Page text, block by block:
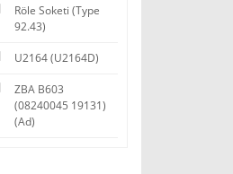
Röle Soketi (Type
92.43)
U2164 (U2164D)
ZBA B603
(08240045 19131)
(Ad)